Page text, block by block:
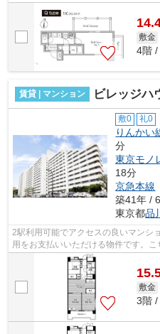
はマンションタイプになります。2駅
敷金
4階 /
賃貸 | マンション ビレッジハウ
敷0 礼0
りんかい
分
東京モノ
18分
京急本線
築41年 /
東京都品
2駅利用可能でアクセスの良いマンシ
用をお支払いいただける物件です。こ
通風良好の涼しく気持ちの良い空間を
敷金
3階 /